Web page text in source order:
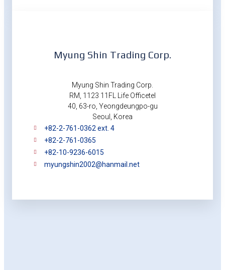
Myung Shin Trading Corp.
Myung Shin Trading Corp.
RM, 1123 11FL Life Officetel
40, 63-ro, Yeongdeungpo-gu
Seoul, Korea
+82-2-761-0362 ext. 4
+82-2-761-0365
+82-10-9236-6015
myungshin2002@hanmail.net